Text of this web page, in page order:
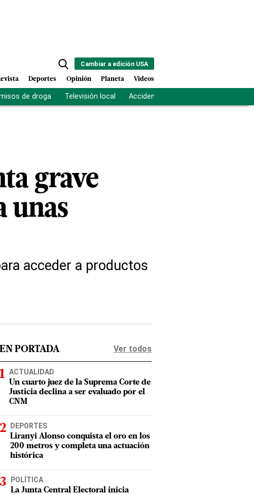
Cambiar a edición USA
Deportes Opinión Planeta Videos
de droga Televisión local Accidente Los Ríos
grave
unas
acceder a productos
EN PORTADA Ver todos
ACTUALIDAD
Un cuarto juez de la Suprema Corte de
Justicia declina a ser evaluado por el
CNM
DEPORTES
Liranyi Alonso conquista el oro en los
200 metros y completa una actuación
histórica
POLÍTICA
La Junta Central Electoral inicia